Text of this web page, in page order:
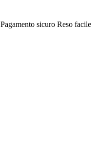
Pagamento sicuro Reso facile